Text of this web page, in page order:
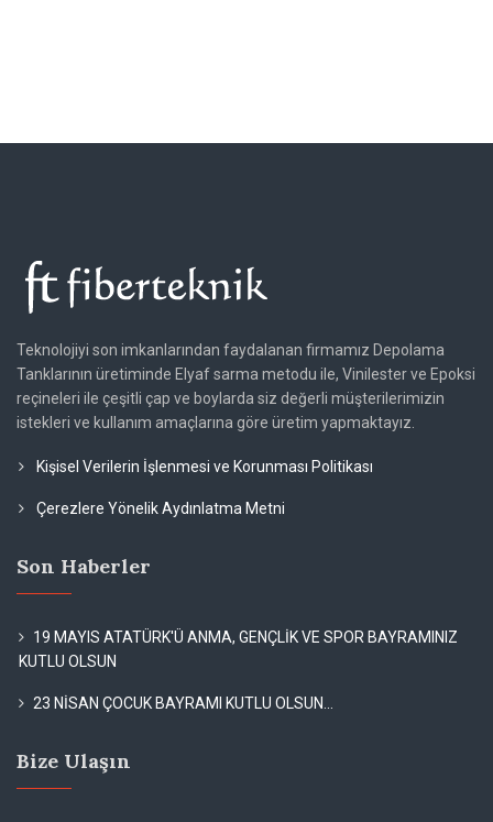
Teknolojiyi son imkanlarından faydalanan firmamız Depolama
Tanklarının üretiminde Elyaf sarma metodu ile, Vinilester ve Epoksi
reçineleri ile çeşitli çap ve boylarda siz değerli müşterilerimizin
istekleri ve kullanım amaçlarına göre üretim yapmaktayız.
Kişisel Verilerin İşlenmesi ve Korunması Politikası
Çerezlere Yönelik Aydınlatma Metni
Son Haberler
19 MAYIS ATATÜRK'Ü ANMA, GENÇLİK VE SPOR BAYRAMINIZ
KUTLU OLSUN
23 NİSAN ÇOCUK BAYRAMI KUTLU OLSUN...
Bize Ulaşın